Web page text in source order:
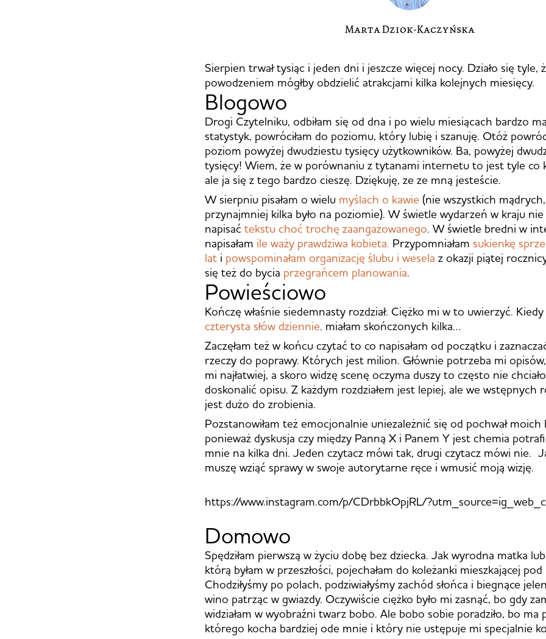
Marta Dziok-Kaczyńska
Sierpien trwał tysiąc i jeden dni i jeszcze więcej nocy. Działo się tyle,
powodzeniem mógłby obdzielić atrakcjami kilka kolejnych miesięcy.
Blogowo
Drogi Czytelniku, odbiłam się od dna i po wielu miesiącach bardzo
statystyk, powróciłam do poziomu, który lubię i szanuję. Otóż
poziom powyżej dwudziestu tysięcy użytkowników. Ba, powyżej
tysięcy! Wiem, że w porównaniu z tytanami internetu to jest tyle co
ale ja się z tego bardzo cieszę. Dziękuję, ze ze mną jesteście.
W sierpniu pisałam o wielu myślach o kawie (nie wszystkich
przynajmniej kilka było na poziomie). W świetle wydarzeń w kraju nie
napisać tekstu choć trochę zaangażowanego. W świetle bredni w
napisałam ile waży prawdziwa kobieta. Przypomniałam sukienkę
lat i powspominałam organizację ślubu i wesela z okazji piątej
się też do bycia przegrańcem planowania.
Powieściowo
Kończę właśnie siedemnasty rozdział. Ciężko mi w to uwierzyć. Kiedy
czterysta słów dziennie, miałam skończonych kilka…
Zaczęłam też w końcu czytać to co napisałam od początku i
rzeczy do poprawy. Których jest milion. Głównie potrzeba mi
mi najłatwiej, a skoro widzę scenę oczyma duszy to często nie
doskonalić opisu. Z każdym rozdziałem jest lepiej, ale we wstępnych
jest dużo do zrobienia.
Pozstanowiłam też emocjonalnie uniezależnić się od pochwał moich
ponieważ dyskusja czy między Panną X i Panem Y jest chemia
mnie na kilka dni. Jeden czytacz mówi tak, drugi czytacz mówi nie.
muszę wziąć sprawy w swoje autorytarne ręce i wmusić moją wizję.
https://www.instagram.com/p/CDrbbkOpjRL/
Domowo
Spędziłam pierwszą w życiu dobę bez dziecka. Jak wyrodna matka
którą byłam w przeszłości, pojechałam do koleżanki mieszkającej
Chodziłyśmy po polach, podziwiałyśmy zachód słońca i biegnące
wino patrząc w gwiazdy. Oczywiście ciężko było mi zasnąć, bo gdy
widziałam w wyobraźni twarz bobo. Ale bobo sobie poradziło, bo ma
którego kocha bardziej ode mnie i który nie ustępuje mi specjalnie